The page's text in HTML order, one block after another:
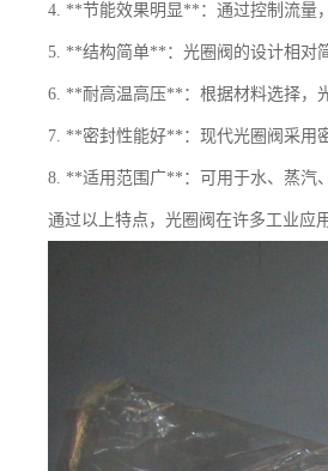
4. **节能效果明显**：通过控制流量
5. **结构简单**：光圈阀的设计相对
6. **耐高温高压**：根据材料选择，
7. **密封性能好**：现代光圈阀采用
8. **适用范围广**：可用于水、蒸汽
通过以上特点，光圈阀在许多工业应